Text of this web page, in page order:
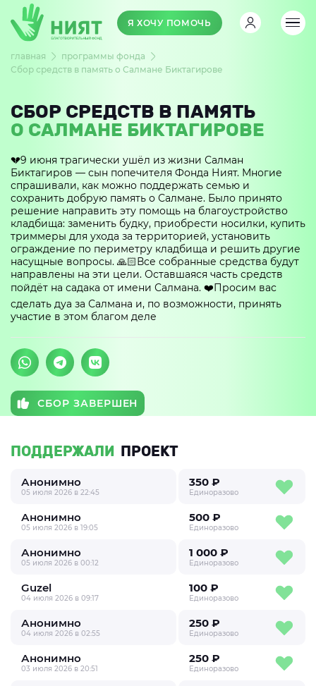
Я ХОЧУ ПОМОЧЬ
главная
программы фонда
Сбор средств в память о Салмане Биктагирове
СБОР СРЕДСТВ В ПАМЯТЬ
О САЛМАНЕ БИКТАГИРОВЕ
💔9 июня трагически ушёл из жизни Салман
Биктагиров — сын попечителя Фонда Ният. Многие
спрашивали, как можно поддержать семью и
сохранить добрую память о Салмане. Было принято
решение направить эту помощь на благоустройство
кладбища: заменить будку, приобрести носилки, купить
триммеры для ухода за территорией, установить
ограждение по периметру кладбища и решить другие
насущные вопросы. 🙏🏻Все собранные средства будут
направлены на эти цели. Оставшаяся часть средств
пойдёт на садака от имени Салмана. ❤️Просим вас
сделать дуа за Салмана и, по возможности, принять
участие в этом благом деле
СБОР ЗАВЕРШЕН
ПОДДЕРЖАЛИ ПРОЕКТ
Анонимно
05 июля 2026 в 22:45
350 ₽
Единоразово
Анонимно
05 июля 2026 в 19:05
500 ₽
Единоразово
Анонимно
05 июля 2026 в 00:12
1 000 ₽
Единоразово
Guzel
04 июля 2026 в 09:17
100 ₽
Единоразово
Анонимно
04 июля 2026 в 02:55
250 ₽
Единоразово
Анонимно
03 июля 2026 в 20:51
250 ₽
Единоразово